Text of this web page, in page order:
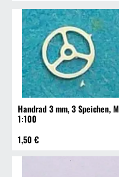
Handrad 3 mm, 3 Speichen, M
1:100
1,50 €